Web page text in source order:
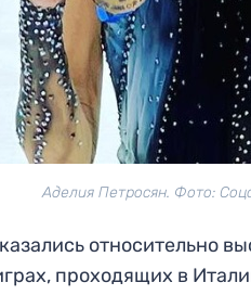
Аделия Петросян. Фото:
относительно
проходящих в